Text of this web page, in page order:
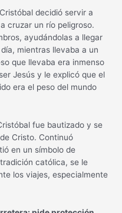
decidió servir a
cruzar un río peligroso.
ayudándolas a llegar
mientras llevaba a un
que llevaba era inmenso
Jesús y le explicó que el
era el peso del mundo
fue bautizado y se
Cristo. Continuó
en un símbolo de
católica, se le
los viajes, especialmente